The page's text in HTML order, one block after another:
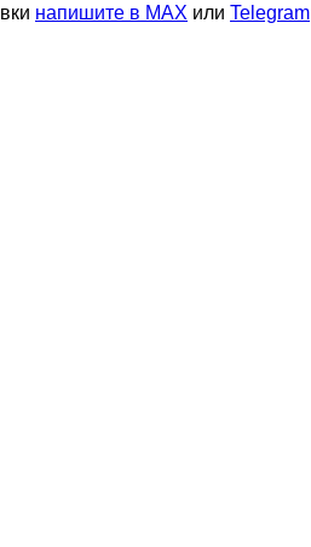
напишите в MAX или Telegram